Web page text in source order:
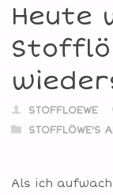
Heute
STOFFLOEWE
STOFFLÖWE'S
Als ich